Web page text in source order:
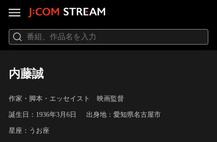
内藤誠
作家・脚本・エッセイスト 映画監督
誕生日：1936年3月6日 出身地：愛知県名古屋市
星座：うお座